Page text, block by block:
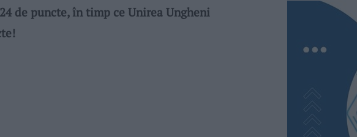
de puncte, în timp ce Unirea Ungheni